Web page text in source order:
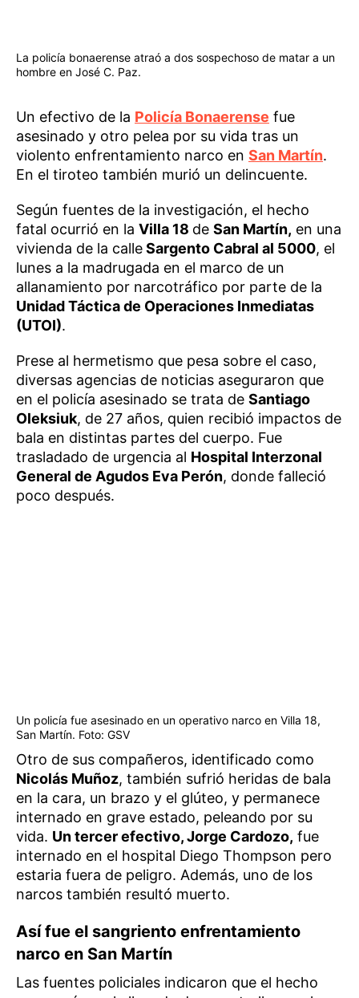
La policía bonaerense atraó a dos sospechoso de matar a un
hombre en José C. Paz.
Un efectivo de la Policía Bonaerense fue
asesinado y otro pelea por su vida tras un
violento enfrentamiento narco en San Martín.
En el tiroteo también murió un delincuente.
Según fuentes de la investigación, el hecho
fatal ocurrió en la Villa 18 de San Martín, en una
vivienda de la calleSargento Cabral al 5000, el
lunes a la madrugada en el marco de un
allanamiento por narcotráfico por parte de la
Unidad Táctica de Operaciones Inmediatas
(UTOI).
Prese al hermetismo que pesa sobre el caso,
diversas agencias de noticias aseguraron que
en el policía asesinado se trata de Santiago
Oleksiuk, de 27 años, quien recibió impactos de
bala en distintas partes del cuerpo. Fue
trasladado de urgencia al Hospital Interzonal
General de Agudos Eva Perón, donde falleció
poco después.
Un policía fue asesinado en un operativo narco en Villa 18,
San Martín. Foto: GSV
Otro de sus compañeros, identificado como
Nicolás Muñoz, también sufrió heridas de bala
en la cara, un brazo y el glúteo, y permanece
internado en grave estado, peleando por su
vida. Un tercer efectivo, Jorge Cardozo, fue
internado en el hospital Diego Thompson pero
estaria fuera de peligro. Además, uno de los
narcos también resultó muerto.
Así fue el sangriento enfrentamiento
narco en San Martín
Las fuentes policiales indicaron que el hecho